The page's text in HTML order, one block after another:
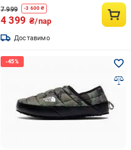
7 999 -3 600 ₴
4 399 ₴/пар
Доставимо